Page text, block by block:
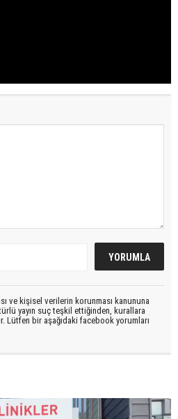
ve kişisel verilerin korunması kanununa
yayın suç teşkil ettiğinden, kurallara
Lütfen bir aşağıdaki facebook yorumları